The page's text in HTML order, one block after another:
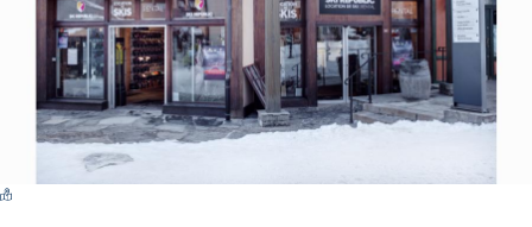
Switch Carte/Photos